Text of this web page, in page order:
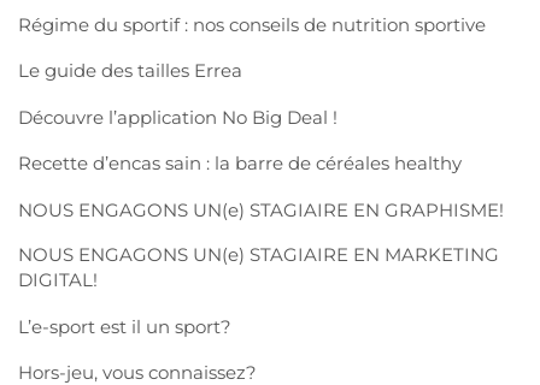
Régime du sportif : nos conseils de nutrition sportive
Le guide des tailles Errea
Découvre l’application No Big Deal !
Recette d’encas sain : la barre de céréales healthy
NOUS ENGAGONS UN(e) STAGIAIRE EN GRAPHISME!
NOUS ENGAGONS UN(e) STAGIAIRE EN MARKETING
DIGITAL!
L’e-sport est il un sport?
Hors-jeu, vous connaissez?